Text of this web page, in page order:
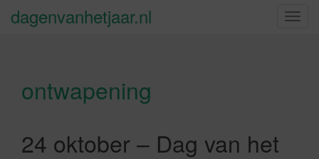
S
dagenvanhetjaar.nl
ontwapening
24 oktober – Dag van het